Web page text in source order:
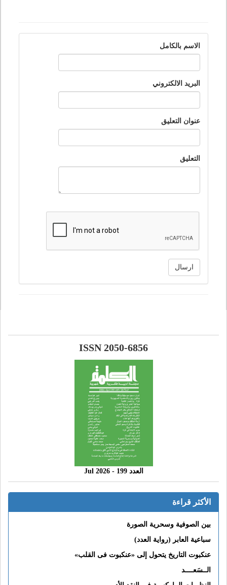
الاسم بالكامل
البريد الالكتروني
عنوان التعليق
التعليق
ارسال
ISSN 2050-6856
العدد 199 - 2026 Jul
الأكثر قراءة
بين الصوفية وسحرية الصورة
سباعية العابر (رواية العدد)
عنكبوت التاريخ يتحول إلى «عنكبوت فى القلب»
الــسَعــــد